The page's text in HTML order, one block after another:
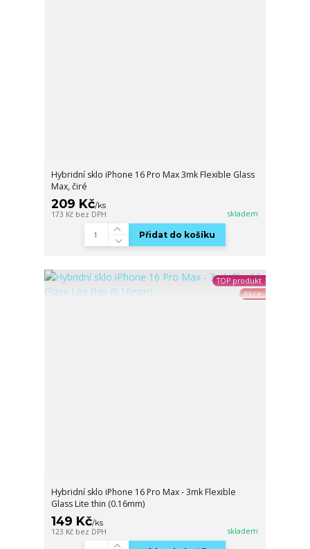
Hybridní sklo iPhone 16 Pro Max 3mk Flexible Glass
Max, čiré
209 Kč/ks
173 Kč bez DPH skladem
Přidat do košíku
TOP produkt
Akce
Hybridní sklo iPhone 16 Pro Max - 3mk Flexible
Glass Lite thin (0.16mm)
149 Kč/ks
123 Kč bez DPH skladem